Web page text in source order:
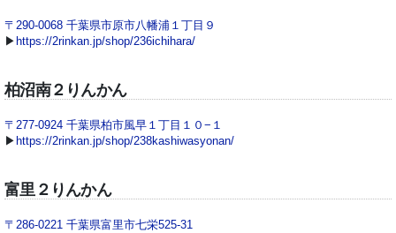
〒290-0068 千葉県市原市八幡浦１丁目９
▶ https://2rinkan.jp/shop/236ichihara/
柏沼南２りんかん
〒277-0924 千葉県柏市風早１丁目１０−１
▶ https://2rinkan.jp/shop/238kashiwasyonan/
富里２りんかん
〒286-0221 千葉県富里市七栄525-31